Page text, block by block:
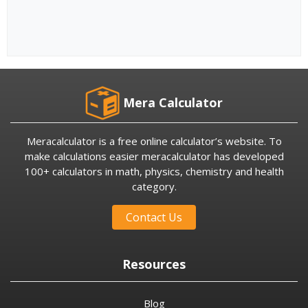
Mera Calculator
Meracalculator is a free online calculator’s website. To
make calculations easier meracalculator has developed
100+ calculators in math, physics, chemistry and health
category.
Contact Us
Resources
Blog